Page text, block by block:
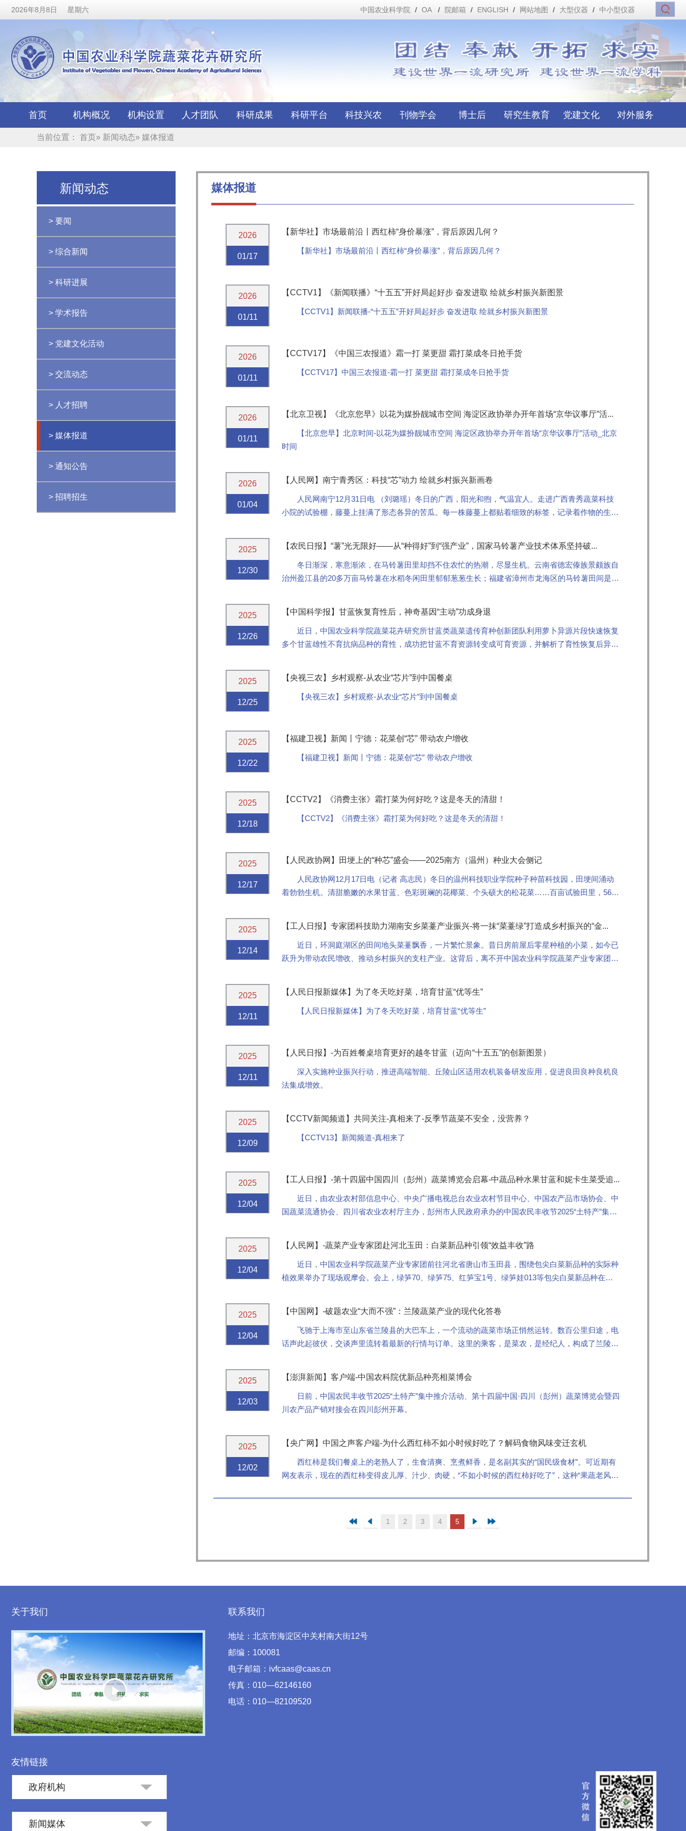
2026年8月8日 星期六 中国农业科学院 / OA / 院邮箱 / ENGLISH / 网站地图 / 大型仪器 / 中小型仪器
首页 机构概况 机构设置 人才团队 科研成果 科研平台 科技兴农 刊物学会 博士后 研究生教育 党建文化 对外服务
当前位置： 首页» 新闻动态» 媒体报道
新闻动态
> 要闻
> 综合新闻
> 科研进展
> 学术报告
> 党建文化活动
> 交流动态
> 人才招聘
> 媒体报道
> 通知公告
> 招聘招生
媒体报道
2026
01/17
【新华社】市场最前沿丨西红柿“身价暴涨”，背后原因几何？
【新华社】市场最前沿丨西红柿“身价暴涨”，背后原因几何？
2026
01/11
【CCTV1】《新闻联播》“十五五”开好局起好步 奋发进取 绘就乡村振兴新图景
【CCTV1】新闻联播-“十五五”开好局起好步 奋发进取 绘就乡村振兴新图景
2026
01/11
【CCTV17】《中国三农报道》霜一打 菜更甜 霜打菜成冬日抢手货
【CCTV17】中国三农报道-霜一打 菜更甜 霜打菜成冬日抢手货
2026
01/11
【北京卫视】《北京您早》以花为媒扮靓城市空间 海淀区政协举办开年首场“京华议事厅”活...
【北京您早】北京时间-以花为媒扮靓城市空间 海淀区政协举办开年首场“京华议事厅”活动_北京
时间
2026
01/04
【人民网】南宁青秀区：科技“芯”动力 绘就乡村振兴新画卷
人民网南宁12月31日电 （刘璐瑶）冬日的广西，阳光和煦，气温宜人。走进广西青秀蔬菜科技
小院的试验棚，藤蔓上挂满了形态各异的苦瓜。每一株藤蔓上都贴着细致的标签，记录着作物的生长
2025
12/30
【农民日报】“薯”光无限好——从“种得好”到“强产业”，国家马铃薯产业技术体系坚持破...
冬日渐深，寒意渐浓，在马铃薯田里却挡不住农忙的热潮，尽显生机。云南省德宏傣族景颇族自
治州盈江县的20多万亩马铃薯在水稻冬闲田里郁郁葱葱生长；福建省漳州市龙海区的马铃薯田间是一
2025
12/26
【中国科学报】甘蓝恢复育性后，神奇基因“主动”功成身退
近日，中国农业科学院蔬菜花卉研究所甘蓝类蔬菜遗传育种创新团队利用萝卜异源片段快速恢复
多个甘蓝雄性不育抗病品种的育性，成功把甘蓝不育资源转变成可育资源，并解析了育性恢复后异源
2025
12/25
【央视三农】乡村观察-从农业“芯片”到中国餐桌
【央视三农】乡村观察-从农业“芯片”到中国餐桌
2025
12/22
【福建卫视】新闻丨宁德：花菜创“芯” 带动农户增收
【福建卫视】新闻丨宁德：花菜创“芯” 带动农户增收
2025
12/18
【CCTV2】《消费主张》霜打菜为何好吃？这是冬天的清甜！
【CCTV2】《消费主张》霜打菜为何好吃？这是冬天的清甜！
2025
12/17
【人民政协网】田埂上的“种芯”盛会——2025南方（温州）种业大会侧记
人民政协网12月17日电（记者 高志民）冬日的温州科技职业学院种子种苗科技园，田埂间涌动
着勃勃生机。清甜脆嫩的水果甘蓝、色彩斑斓的花椰菜、个头硕大的松花菜……百亩试验田里，561
2025
12/14
【工人日报】专家团科技助力湖南安乡菜薹产业振兴-将一抹“菜薹绿”打造成乡村振兴的“金...
近日，环洞庭湖区的田间地头菜薹飘香，一片繁忙景象。昔日房前屋后零星种植的小菜，如今已
跃升为带动农民增收、推动乡村振兴的支柱产业。这背后，离不开中国农业科学院蔬菜产业专家团长
2025
12/11
【人民日报新媒体】为了冬天吃好菜，培育甘蓝“优等生”
【人民日报新媒体】为了冬天吃好菜，培育甘蓝“优等生”
2025
12/11
【人民日报】-为百姓餐桌培育更好的越冬甘蓝（迈向“十五五”的创新图景）
深入实施种业振兴行动，推进高端智能、丘陵山区适用农机装备研发应用，促进良田良种良机良
法集成增效。
2025
12/09
【CCTV新闻频道】共同关注-真相来了-反季节蔬菜不安全，没营养？
【CCTV13】新闻频道-真相来了
2025
12/04
【工人日报】-第十四届中国四川（彭州）蔬菜博览会启幕-中蔬品种水果甘蓝和妮卡生菜受追...
近日，由农业农村部信息中心、中央广播电视总台农业农村节目中心、中国农产品市场协会、中
国蔬菜流通协会、四川省农业农村厅主办，彭州市人民政府承办的中国农民丰收节2025“土特产”集中
2025
12/04
【人民网】-蔬菜产业专家团赴河北玉田：白菜新品种引领“效益丰收”路
近日，中国农业科学院蔬菜产业专家团前往河北省唐山市玉田县，围绕包尖白菜新品种的实际种
植效果举办了现场观摩会。会上，绿笋70、绿笋75、红笋宝1号、绿笋娃013等包尖白菜新品种在玉
2025
12/04
【中国网】-破题农业“大而不强”：兰陵蔬菜产业的现代化答卷
飞驰于上海市至山东省兰陵县的大巴车上，一个流动的蔬菜市场正悄然运转。数百公里归途，电
话声此起彼伏，交谈声里流转着最新的行情与订单。这里的乘客，是菜农，是经纪人，构成了兰陵蔬
2025
12/03
【澎湃新闻】客户端-中国农科院优新品种亮相菜博会
日前，中国农民丰收节2025“土特产”集中推介活动、第十四届中国·四川（彭州）蔬菜博览会暨四
川农产品产销对接会在四川彭州开幕。
2025
12/02
【央广网】中国之声客户端-为什么西红柿不如小时候好吃了？解码食物风味变迁玄机
西红柿是我们餐桌上的老熟人了，生食清爽、烹煮鲜香，是名副其实的“国民级食材”。可近期有
网友表示，现在的西红柿变得皮儿厚、汁少、肉硬，“不如小时候的西红柿好吃了”，这种“果蔬老风味
1 2 3 4 5
关于我们
Play
Video
联系我们
地址：北京市海淀区中关村南大街12号
邮编：100081
电子邮箱：ivfcaas@caas.cn
传真：010—62146160
电话：010—82109520
友情链接
政府机构
新闻媒体